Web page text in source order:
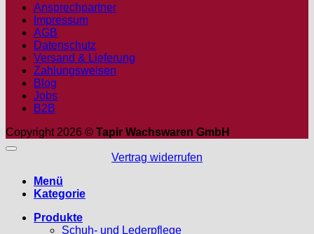
Ansprechpartner
Impressum
AGB
Datenschutz
Versand & Lieferung
Zahlungsweisen
Blog
Jobs
B2B
Copyright 2026 © Tapir Wachswaren GmbH
Vertrag widerrufen
Menü
Kategorie
Produkte
Schuh- und Lederpflege